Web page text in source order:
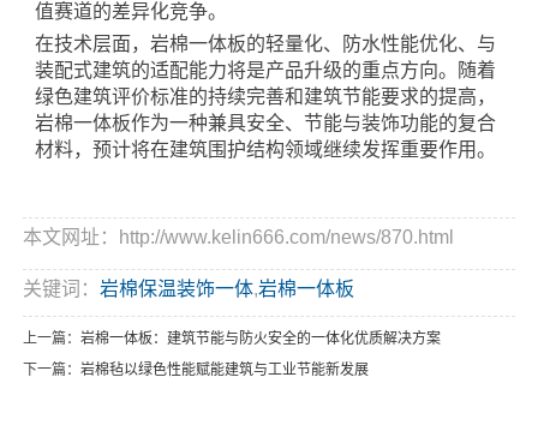
值赛道的差异化竞争。
在技术层面，岩棉一体板的轻量化、防水性能优化、与
装配式建筑的适配能力将是产品升级的重点方向。随着
绿色建筑评价标准的持续完善和建筑节能要求的提高，
岩棉一体板作为一种兼具安全、节能与装饰功能的复合
材料，预计将在建筑围护结构领域继续发挥重要作用。
本文网址：http://www.kelin666.com/news/870.html
关键词： 岩棉保温装饰一体,岩棉一体板
上一篇： 岩棉一体板：建筑节能与防火安全的一体化优质解决方案
下一篇： 岩棉毡以绿色性能赋能建筑与工业节能新发展